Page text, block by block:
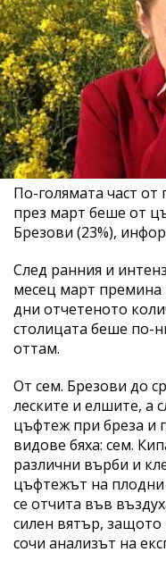
По-голямата част
през март беше от
Брезови (23%),
След ранния и
месец март премина
дни отчетеното
столицата беше по-
оттам.
От сем. Брезови до
леските и елшите, а
цъфтеж при бреза и
видове бяха: сем.
различни върби и
цъфтежът на
се отчита във
силен вятър,
сочи анализът на